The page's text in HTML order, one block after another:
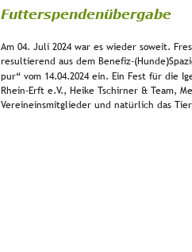
Futterspendenübergabe
Am 04. Juli 2024 war es wieder soweit.
resultierend aus dem Benefiz-
pur“ vom 14.04.2024 ein. Ein Fest für die
Rhein-Erft e.V., Heike Tschirner & Team,
Vereineinsmitglieder und natürlich das